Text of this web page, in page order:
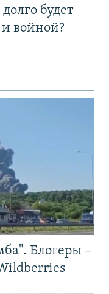
будет
войной?
Блогеры –